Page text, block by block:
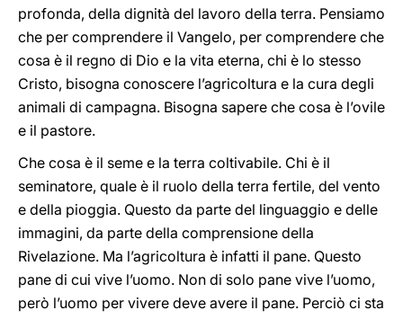
profonda, della dignità del lavoro della terra. Pensiamo
che per comprendere il Vangelo, per comprendere che
cosa è il regno di Dio e la vita eterna, chi è lo stesso
Cristo, bisogna conoscere l’agricoltura e la cura degli
animali di campagna. Bisogna sapere che cosa è l’ovile
e il pastore.
Che cosa è il seme e la terra coltivabile. Chi è il
seminatore, quale è il ruolo della terra fertile, del vento
e della pioggia. Questo da parte del linguaggio e delle
immagini, da parte della comprensione della
Rivelazione. Ma l’agricoltura è infatti il pane. Questo
pane di cui vive l’uomo. Non di solo pane vive l’uomo,
però l’uomo per vivere deve avere il pane. Perciò ci sta